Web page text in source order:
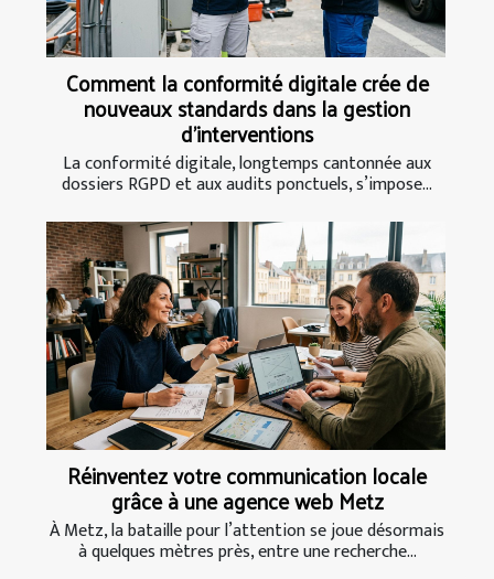
Comment la conformité digitale crée de
nouveaux standards dans la gestion
d’interventions
La conformité digitale, longtemps cantonnée aux
dossiers RGPD et aux audits ponctuels, s’impose...
Réinventez votre communication locale
grâce à une agence web Metz
À Metz, la bataille pour l’attention se joue désormais
à quelques mètres près, entre une recherche...